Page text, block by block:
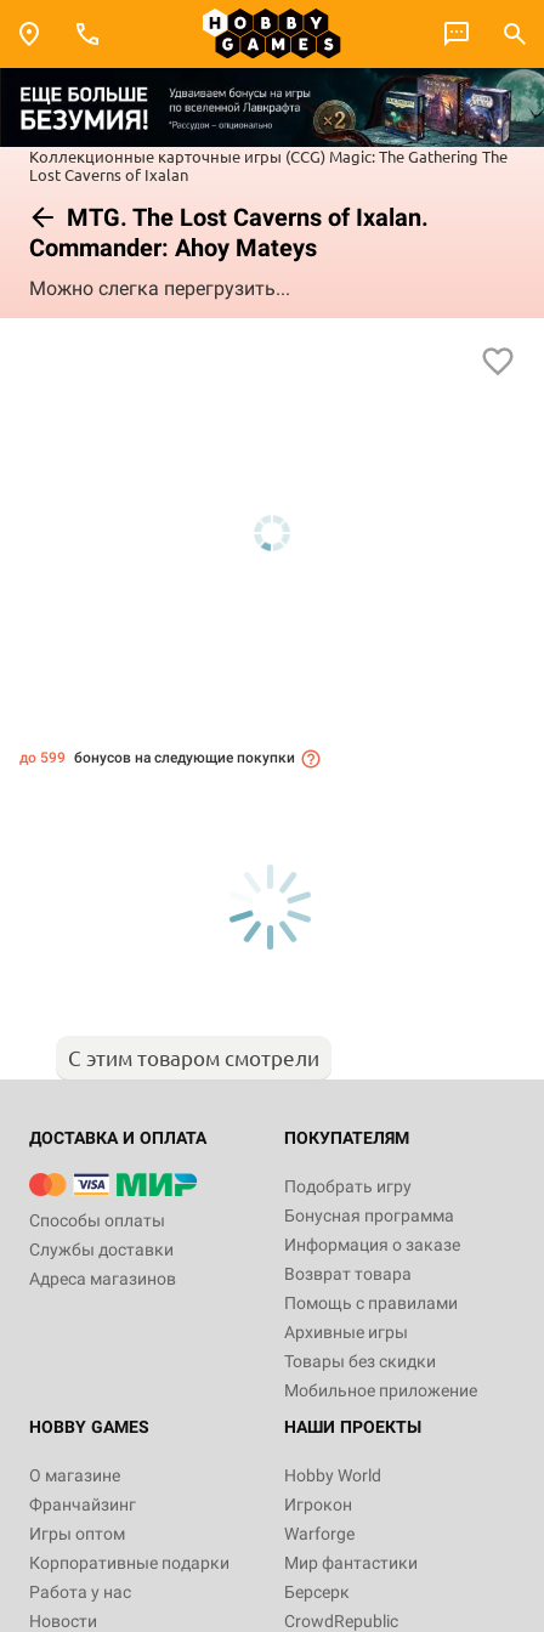
Коллекционные карточные игры (CCG) Magic: The Gathering The
Lost Caverns of Ixalan
MTG. The Lost Caverns of Ixalan.
Commander: Ahoy Mateys
Можно слегка перегрузить...
до 599 бонусов на следующие покупки
С этим товаром смотрели
ДОСТАВКА И ОПЛАТА
Способы оплаты
Службы доставки
Адреса магазинов
ПОКУПАТЕЛЯМ
Подобрать игру
Бонусная программа
Информация о заказе
Возврат товара
Помощь с правилами
Архивные игры
Товары без скидки
Мобильное приложение
HOBBY GAMES
О магазине
Франчайзинг
Игры оптом
Корпоративные подарки
Работа у нас
Новости
НАШИ ПРОЕКТЫ
Hobby World
Игрокон
Warforge
Мир фантастики
Берсерк
CrowdRepublic